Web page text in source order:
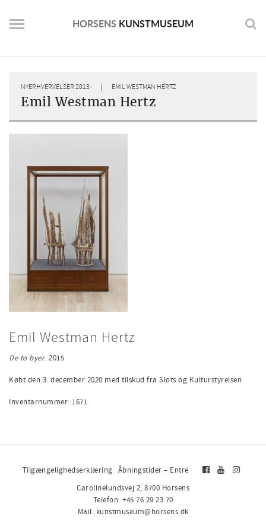
content
HORSENS KUNSTMUSEUM
NYERHVERVELSER 2013- | EMIL WESTMAN HERTZ
Emil Westman Hertz
Emil Westman Hertz
De to byer. 2015
Købt den 3. december 2020 med tilskud fra Slots og Kulturstyrelsen
Inventarnummer: 1671
Tilgængelighedserklæring Åbningstider – Entre
Carolinelundsvej 2, 8700 Horsens
Telefon: +45 76 29 23 70
Mail: kunstmuseum@horsens.dk